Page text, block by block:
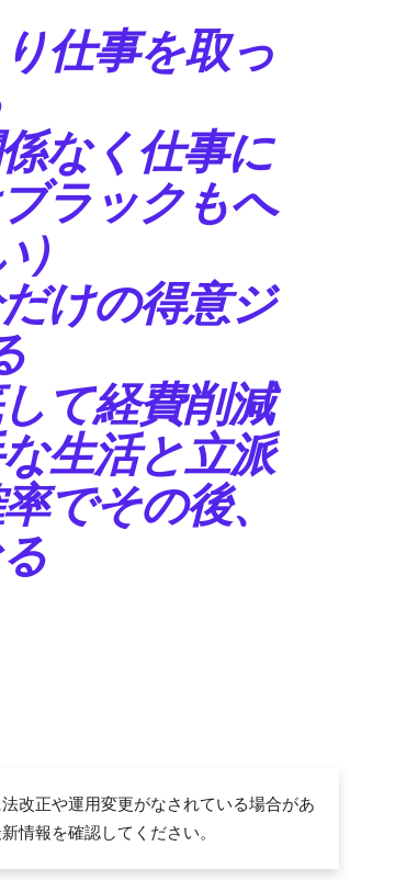
仕事を取っ
なく仕事に
ラックもへ
けの得意ジ
て経費削減
生活と立派
でその後、
改正や運用変更がなされている場合があ
情報を確認してください。